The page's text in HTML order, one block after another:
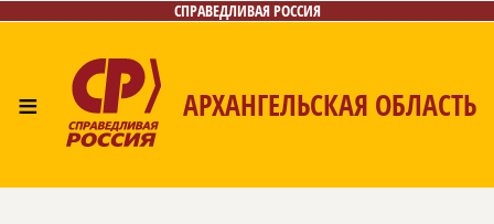
СПРАВЕДЛИВАЯ РОССИЯ
≡ АРХАНГЕЛЬСКАЯ ОБЛАСТЬ